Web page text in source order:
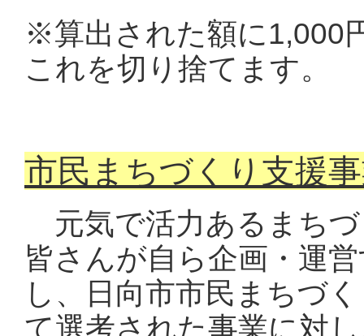
※算出された額に1,000
これを切り捨てます。
市民まちづくり支援
元気で活力あるまち
皆さんが自ら企画・運
し、日向市市民まちづ
て選考された事業に対